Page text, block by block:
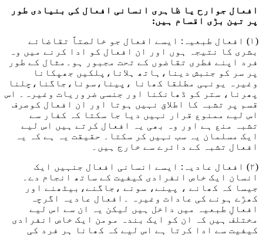
افعال جوارح یا ظاہری انسانی افعال کی بنیادی طور
پر تین بڑی اقسام ہیں:
(۱) افعال طبعیہ: ایسے افعال جو خالصتاً تقاضائے
بشری کا نتیجہ ہوں اور ان افعال کو ادا کرنے میں وہ
فرد اپنے فطری تقاضوں کے تحت مجبور ہو۔مثال کے طور
پر سر کو جنبش دینا،ہاتھ ہلانا،پلکیں جھپکانا
وغیرہ یونہی مطلقا کھانا ،پینا،سونا،جاگنا،چلنا
پھرنا، ستر کو ڈھانکنا اور جنسی ضروریات وغیرہ۔ اس
قسم پر تشبہ کا اطلاق نہیں ہوتا اور ان افعال کوصرف
اس لیے ممنوع قرار نہیں دیا جا سکتا کہ کفار سے
تشبہ منع ہے اور وہ بھی یہ افعال کرتے ہیں اس لیے
ایک مسلمان یہ سب نہیں کر سکتا۔ حقیقت یہ ہے کہ یہ
افعال تشبہ کے دائرے سے خارج ہیں۔
(۲) افعال عادیہ: ایسے انسانی افعال جنہیں ایک
انسان ایک خاص انفرادی کیفیت کے ساتھ انجام دے۔
جیسا کہ کھانے ، پینے، سونے ،جاگنے،بیٹھنے اور
کھڑے ہونے کی عادات وغیرہ ۔افعال عادیہ اگرچہ
افعالِ طبعیہ میں داخل ہیں لیکن یہ ان سے اس لیے
مختلف ہیں کہ ان کو ایک بندہ مومن ایک خاص انفرادی
کیفیت سے ادا کرتا ہے اس لیے کہ کھانا ہر فرد کی